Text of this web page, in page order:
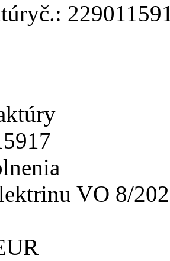
č.:
VO 8/